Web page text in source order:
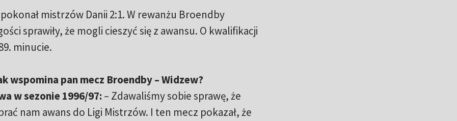
mistrzów Danii 2:1. W rewanżu Broendby
sprawiły, że mogli cieszyć się z awansu. O kwalifikacji
minucie.
wspomina pan mecz Broendby – Widzew?
w sezonie 1996/97: – Zdawaliśmy sobie sprawę, że
nam awans do Ligi Mistrzów. I ten mecz pokazał, że